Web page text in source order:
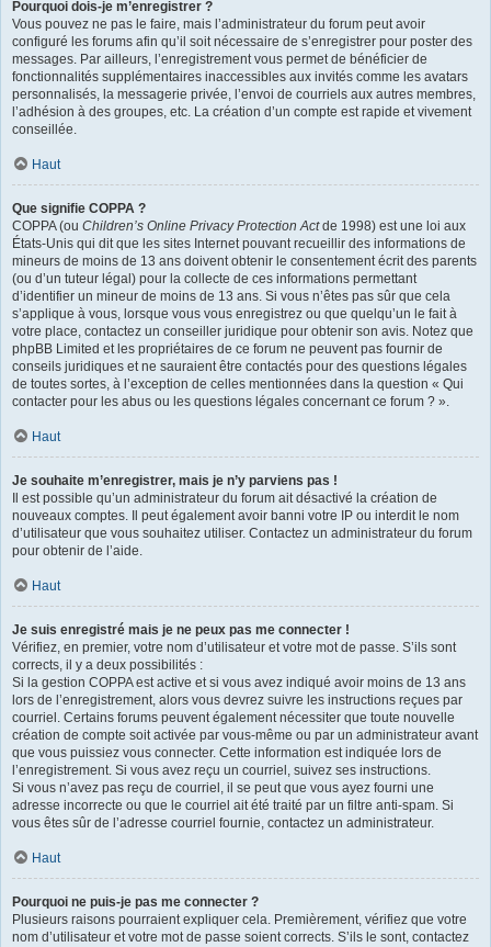
Pourquoi dois-je m’enregistrer ?
Vous pouvez ne pas le faire, mais l’administrateur du forum peut avoir
configuré les forums afin qu’il soit nécessaire de s’enregistrer pour poster des
messages. Par ailleurs, l’enregistrement vous permet de bénéficier de
fonctionnalités supplémentaires inaccessibles aux invités comme les avatars
personnalisés, la messagerie privée, l’envoi de courriels aux autres membres,
l’adhésion à des groupes, etc. La création d’un compte est rapide et vivement
conseillée.
Haut
Que signifie COPPA ?
COPPA (ou Children’s Online Privacy Protection Actde 1998) est une loi aux
États-Unis qui dit que les sites Internet pouvant recueillir des informations de
mineurs de moins de 13 ans doivent obtenir le consentement écrit des parents
(ou d’un tuteur légal) pour la collecte de ces informations permettant
d’identifier un mineur de moins de 13 ans. Si vous n’êtes pas sûr que cela
s’applique à vous, lorsque vous vous enregistrez ou que quelqu’un le fait à
votre place, contactez un conseiller juridique pour obtenir son avis. Notez que
phpBB Limited et les propriétaires de ce forum ne peuvent pas fournir de
conseils juridiques et ne sauraient être contactés pour des questions légales
de toutes sortes, à l’exception de celles mentionnées dans la question « Qui
contacter pour les abus ou les questions légales concernant ce forum ? ».
Haut
Je souhaite m’enregistrer, mais je n’y parviens pas !
Il est possible qu’un administrateur du forum ait désactivé la création de
nouveaux comptes. Il peut également avoir banni votre IP ou interdit le nom
d’utilisateur que vous souhaitez utiliser. Contactez un administrateur du forum
pour obtenir de l’aide.
Haut
Je suis enregistré mais je ne peux pas me connecter !
Vérifiez, en premier, votre nom d’utilisateur et votre mot de passe. S’ils sont
corrects, il y a deux possibilités :
Si la gestion COPPA est active et si vous avez indiqué avoir moins de 13 ans
lors de l’enregistrement, alors vous devrez suivre les instructions reçues par
courriel. Certains forums peuvent également nécessiter que toute nouvelle
création de compte soit activée par vous-même ou par un administrateur avant
que vous puissiez vous connecter. Cette information est indiquée lors de
l’enregistrement. Si vous avez reçu un courriel, suivez ses instructions.
Si vous n’avez pas reçu de courriel, il se peut que vous ayez fourni une
adresse incorrecte ou que le courriel ait été traité par un filtre anti-spam. Si
vous êtes sûr de l’adresse courriel fournie, contactez un administrateur.
Haut
Pourquoi ne puis-je pas me connecter ?
Plusieurs raisons pourraient expliquer cela. Premièrement, vérifiez que votre
nom d’utilisateur et votre mot de passe soient corrects. S’ils le sont, contactez